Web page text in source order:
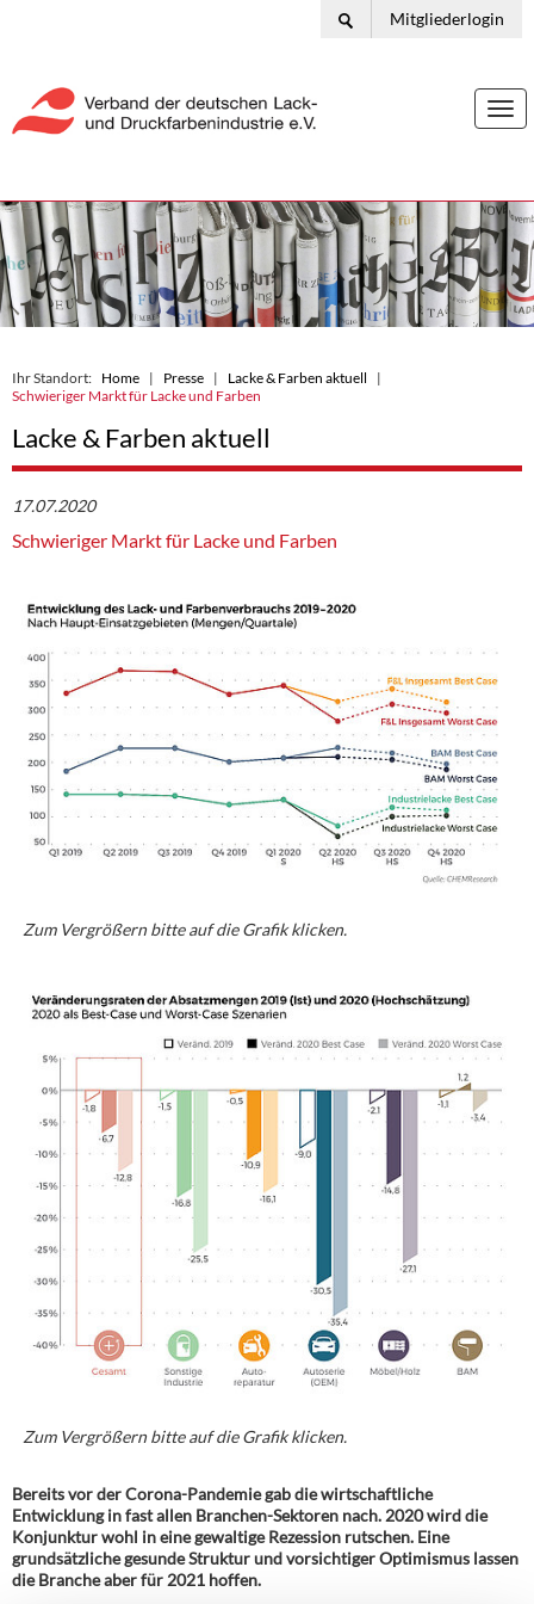
Mitgliederlogin
Ihr Standort: Home Presse
Lacke & Farben aktuell
Schwieriger Markt für Lacke und Farben
Lacke & Farben aktuell
17.07.2020
Schwieriger Markt für Lacke und Farben
Zum Vergrößern bitte auf die Grafik klicken.
Zum Vergrößern bitte auf die Grafik klicken.
Bereits vor der Corona-Pandemie gab die wirtschaftliche
Entwicklung in fast allen Branchen-Sektoren nach. 2020 wird die
Konjunktur wohl in eine gewaltige Rezession rutschen. Eine
grundsätzliche gesunde Struktur und vorsichtiger Optimismus lassen
die Branche aber für 2021 hoffen.